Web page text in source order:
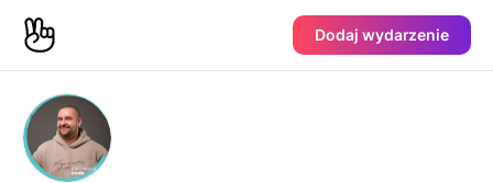
Dodaj wydarzenie